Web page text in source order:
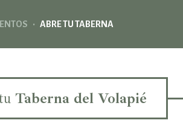
· ABRE TU TABERNA
Taberna del Volapié